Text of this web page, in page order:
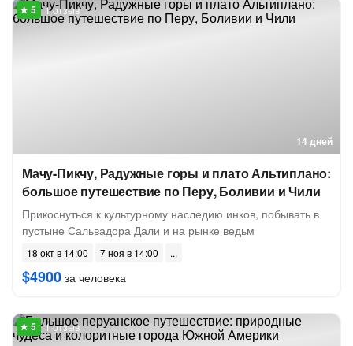
14 дней
1 отзыв
Мачу-Пикчу, Радужные горы и плато Альтиплано:
большое путешествие по Перу, Боливии и Чили
Прикоснуться к культурному наследию инков, побывать в
пустыне Сальвадора Дали и на рынке ведьм
18 окт в 14:00 7 ноя в 14:00
$4900 за человека
1 отзыв